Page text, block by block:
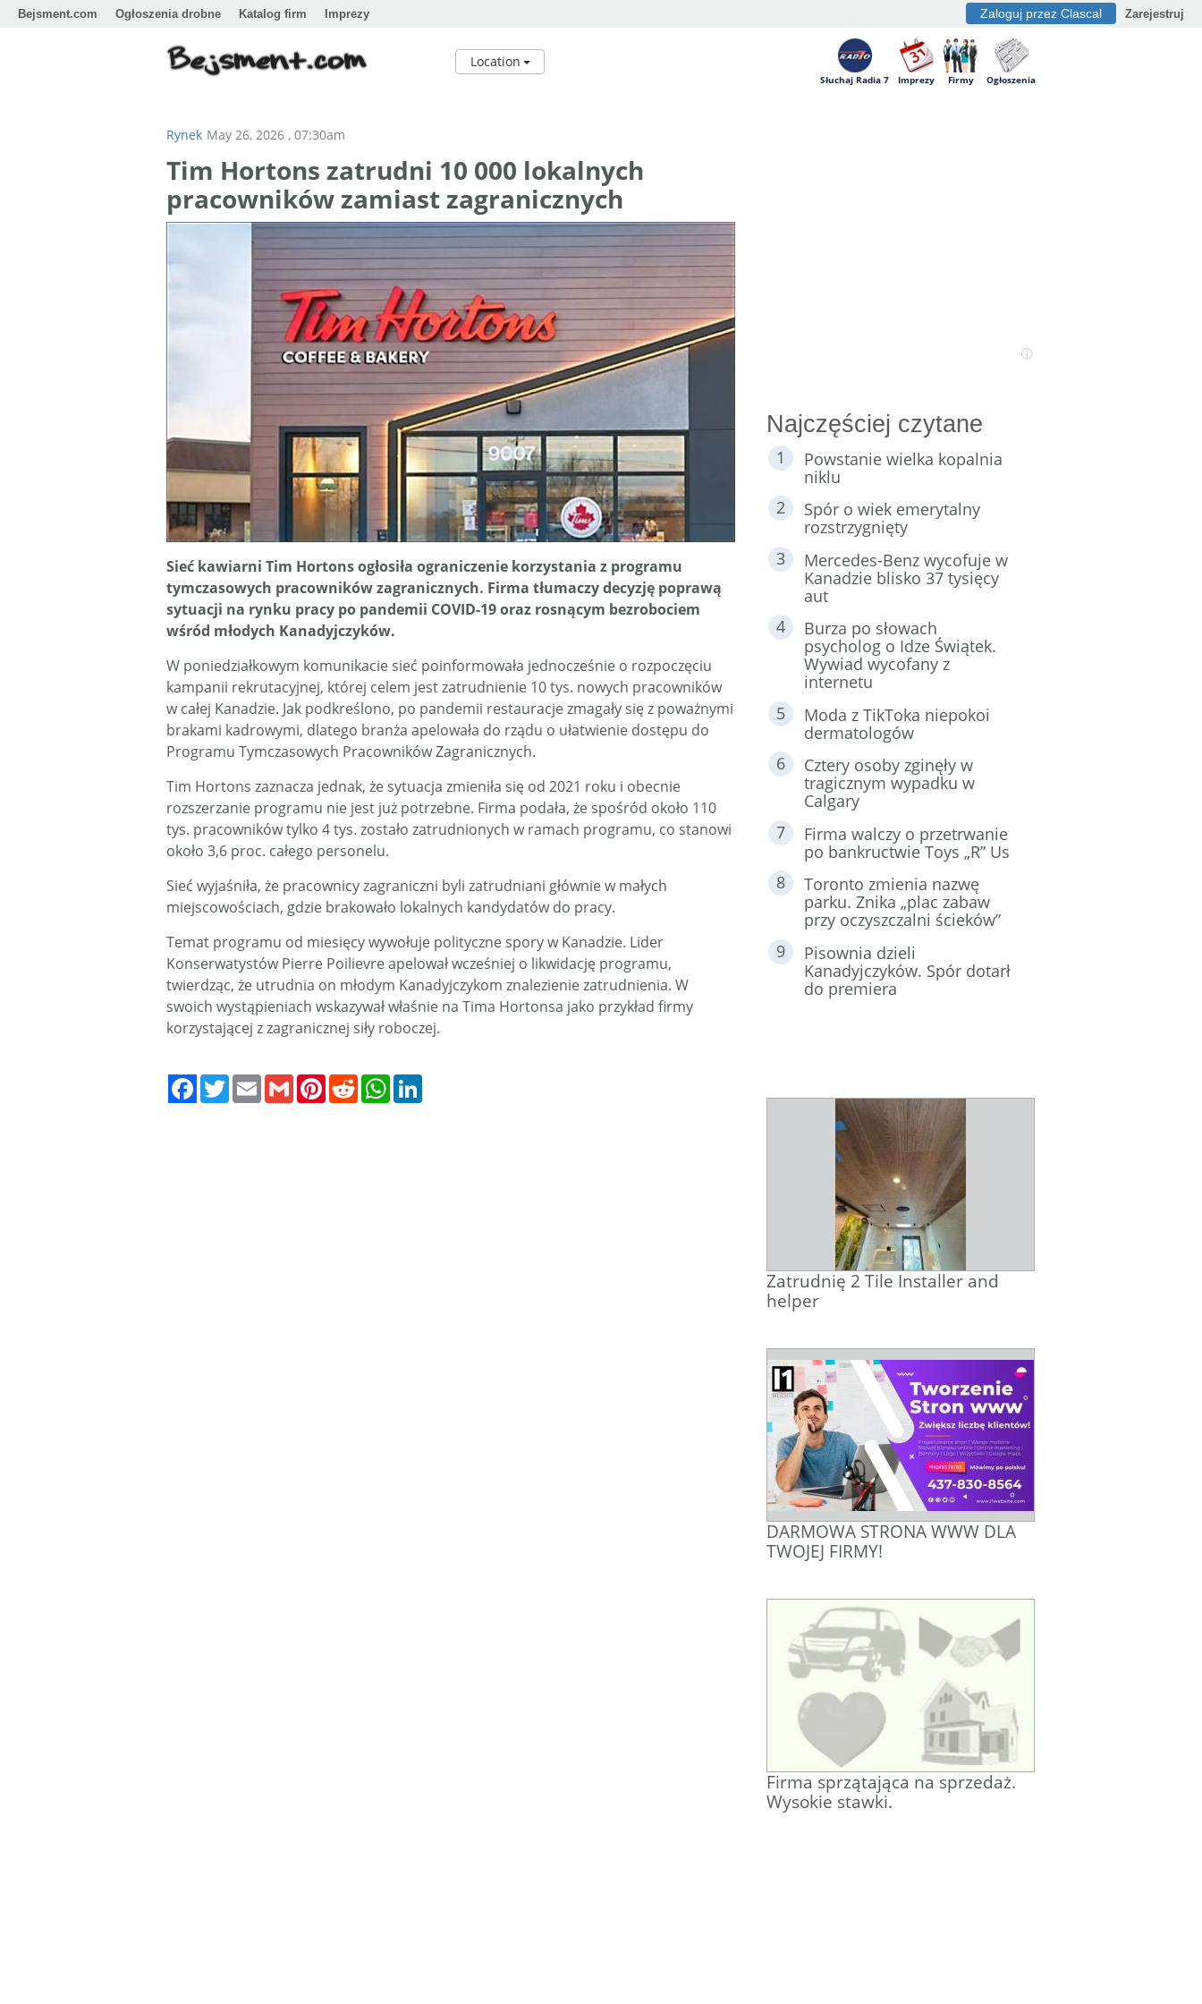
Bejsment.com Ogłoszenia drobne Katalog firm Imprezy Zaloguj przez Clascal Zarejestruj
Location
Słuchaj Radia 7 Imprezy Firmy Ogłoszenia
Rynek May 26, 2026 , 07:30am
Tim Hortons zatrudni 10 000 lokalnych
pracowników zamiast zagranicznych
Sieć kawiarni Tim Hortons ogłosiła ograniczenie korzystania z programu
tymczasowych pracowników zagranicznych. Firma tłumaczy decyzję poprawą
sytuacji na rynku pracy po pandemii COVID-19 oraz rosnącym bezrobociem
wśród młodych Kanadyjczyków.
W poniedziałkowym komunikacie sieć poinformowała jednocześnie o rozpoczęciu
kampanii rekrutacyjnej, której celem jest zatrudnienie 10 tys. nowych pracowników
w całej Kanadzie. Jak podkreślono, po pandemii restauracje zmagały się z poważnymi
brakami kadrowymi, dlatego branża apelowała do rządu o ułatwienie dostępu do
Programu Tymczasowych Pracowników Zagranicznych.
Tim Hortons zaznacza jednak, że sytuacja zmieniła się od 2021 roku i obecnie
rozszerzanie programu nie jest już potrzebne. Firma podała, że spośród około 110
tys. pracowników tylko 4 tys. zostało zatrudnionych w ramach programu, co stanowi
około 3,6 proc. całego personelu.
Sieć wyjaśniła, że pracownicy zagraniczni byli zatrudniani głównie w małych
miejscowościach, gdzie brakowało lokalnych kandydatów do pracy.
Temat programu od miesięcy wywołuje polityczne spory w Kanadzie. Lider
Konserwatystów Pierre Poilievre apelował wcześniej o likwidację programu,
twierdząc, że utrudnia on młodym Kanadyjczykom znalezienie zatrudnienia. W
swoich wystąpieniach wskazywał właśnie na Tima Hortonsa jako przykład firmy
korzystającej z zagranicznej siły roboczej.
TwitterEmail Gmail PinterestRedditWhatsApp
Najczęściej czytane
Powstanie wielka kopalnia
niklu
Spór o wiek emerytalny
rozstrzygnięty
Mercedes-Benz wycofuje w
Kanadzie blisko 37 tysięcy
aut
Burza po słowach
psycholog o Idze Świątek.
Wywiad wycofany z
internetu
Moda z TikToka niepokoi
dermatologów
Cztery osoby zginęły w
tragicznym wypadku w
Calgary
Firma walczy o przetrwanie
po bankructwie Toys „R” Us
Toronto zmienia nazwę
parku. Znika „plac zabaw
przy oczyszczalni ścieków”
Pisownia dzieli
Kanadyjczyków. Spór dotarł
do premiera
Zatrudnię 2 Tile Installer and
helper
DARMOWA STRONA WWW DLA
TWOJEJ FIRMY!
Firma sprzątająca na sprzedaż.
Wysokie stawki.